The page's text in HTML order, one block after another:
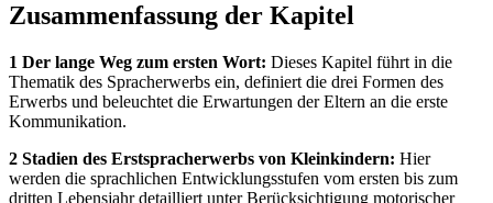
Zusammenfassung der Kapitel
1 Der lange Weg zum ersten Wort: Dieses Kapitel führt in die
Thematik des Spracherwerbs ein, definiert die drei Formen des
Erwerbs und beleuchtet die Erwartungen der Eltern an die erste
Kommunikation.
2 Stadien des Erstspracherwerbs von Kleinkindern: Hier
werden die sprachlichen Entwicklungsstufen vom ersten bis zum
dritten Lebensjahr detailliert unter Berücksichtigung motorischer